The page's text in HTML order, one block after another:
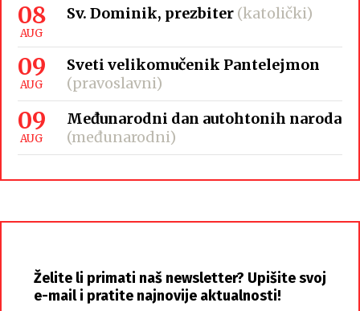
08
AUG
Sv. Dominik, prezbiter (katolički)
09
AUG
Sveti velikomučenik Pantelejmon
(pravoslavni)
09
AUG
Međunarodni dan autohtonih naroda
(međunarodni)
Želite li primati naš newsletter? Upišite svoj
e-mail i pratite najnovije aktualnosti!